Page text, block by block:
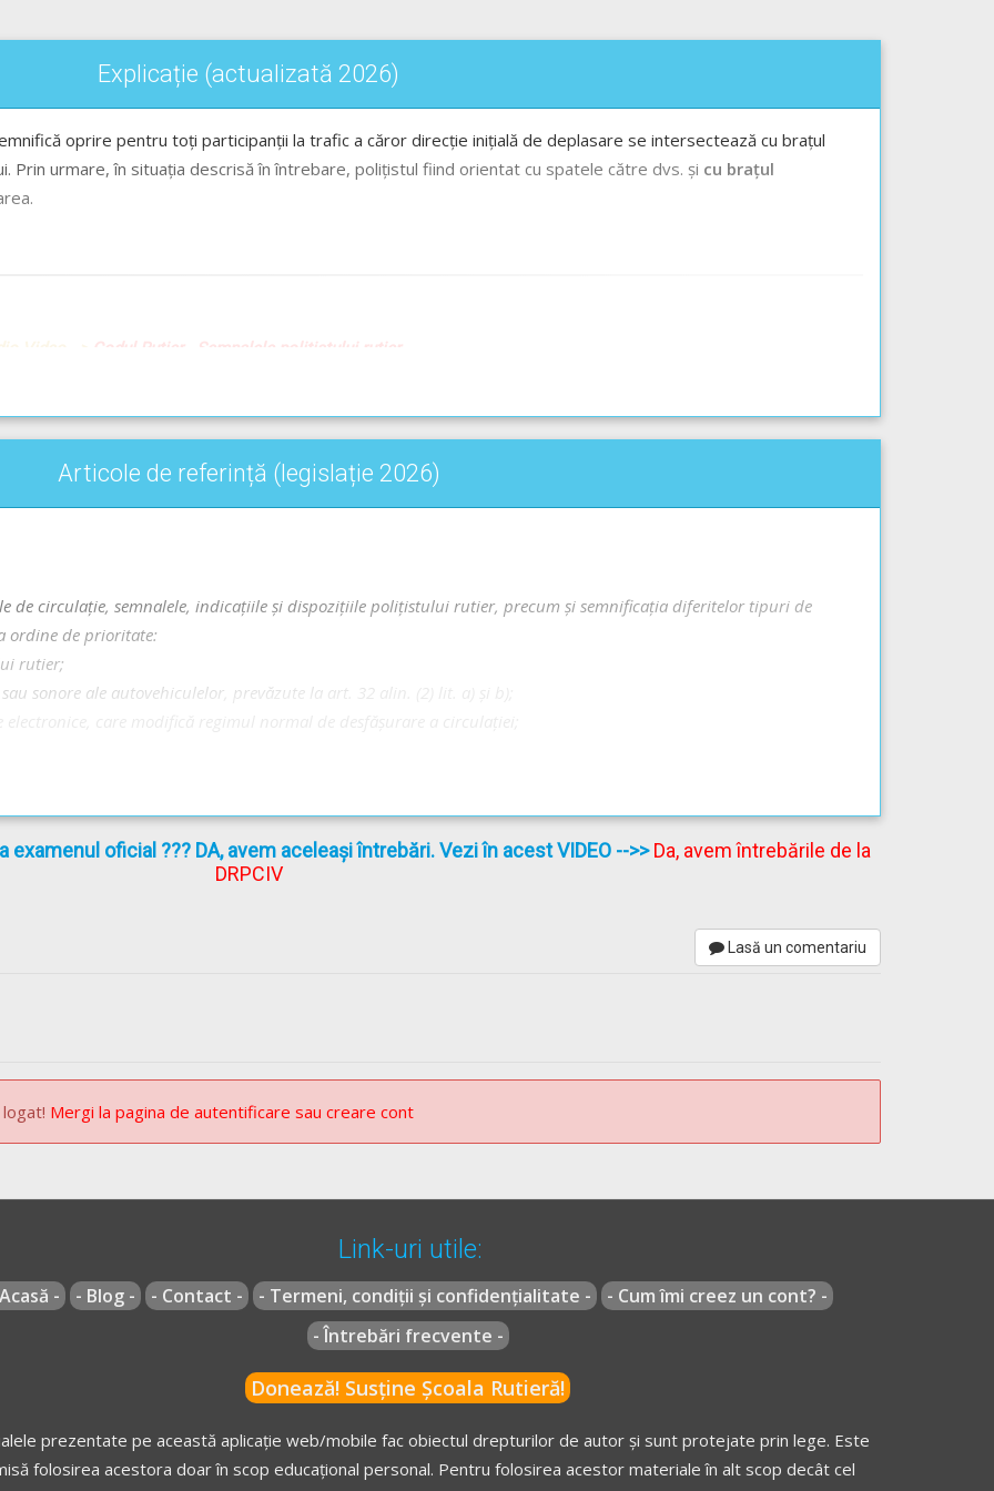
Explicație (actualizată 2026)
oprire pentru toți participanții la trafic a căror direcție inițială de deplasare se intersectează cu brațul
Prin urmare, în situația descrisă în întrebare, polițistul fiind orientat cu spatele către dvs. și cu brațul
Codul Rutier - Semnalele polițistului rutier
Articole de referință (legislație 2026)
de circulaţie, semnalele, indicaţiile şi dispoziţiile poliţistului rutier, precum şi semnificaţia diferitelor tipuri de
ordine de prioritate:
rutier;
sonore ale autovehiculelor, prevăzute la art. 32 alin. (2) lit. a) şi b);
din spate;
decembrie 2002actualizată(Codul rutier)
oficial ??? DA, avem aceleași întrebări. Vezi în acest VIDEO -->>Da, avem întrebările de la
DRPCIV
Lasă un comentariu
Mergi la pagina de autentificare sau creare cont
Link-uri utile:
- - Blog - - Contact - - Termeni, condiții și confidențialitate -
- Cum îmi creez un cont? -
- Întrebări frecvente -
Donează! Susține Școala Rutieră!
prezentate pe această aplicație web/mobile fac obiectul drepturilor de autor și sunt protejate prin lege. Este
folosirea acestora doar în scop educațional personal. Pentru folosirea acestor materiale în alt scop decât cel